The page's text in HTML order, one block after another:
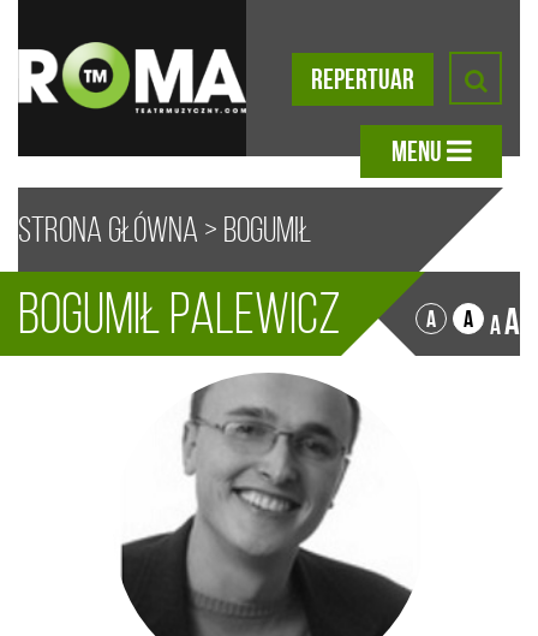
REPERTUAR
MENU
Strona główna > Bogumił
Palewicz A A AA
Bogumił Palewicz